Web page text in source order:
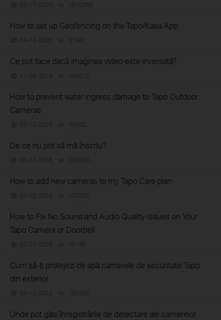
02-17-2020 2810360
How to set up Geofencing on the Tapo/Kasa App
04-14-2026 51987
Ce pot face dacă imaginea video este inversată?
11-28-2019 499612
How to prevent water ingress damage to Tapo Outdoor
Cameras
03-10-2026 29300
De ce nu pot să mă înscriu?
06-13-2018 260303
How to add new cameras to my Tapo Care plan
03-02-2026 250205
How to Fix No Sound and Audio Quality Issues on Your
Tapo Camera or Doorbell
02-10-2026 46186
Cum să-ți protejezi de apă camerele de securitate Tapo
din exterior
04-12-2022 162363
Unde pot găsi înregistrările de detectare ale camerelor